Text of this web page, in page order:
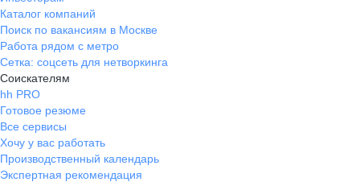
Каталог компаний
Поиск по вакансиям в Москве
Работа рядом с метро
Сетка: соцсеть для нетворкинга
Соискателям
hh PRO
Готовое резюме
Все сервисы
Хочу у вас работать
Производственный календарь
Экспертная рекомендация